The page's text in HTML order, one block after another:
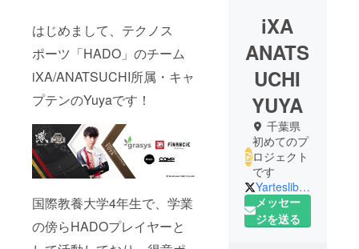
はじめまして、テクノス
ポーツ「HADO」のチーム
iXA/ANATSUCHI所属・キャ
プテンのYuyaです！
国際教養大学4年生で、学業
の傍らHADOプレイヤーと
iXA
ANATS
UCHI
YUYA
千葉県
初めてのプ
ロジェクト
です
Yartesliberales
メッセー
ジを送る